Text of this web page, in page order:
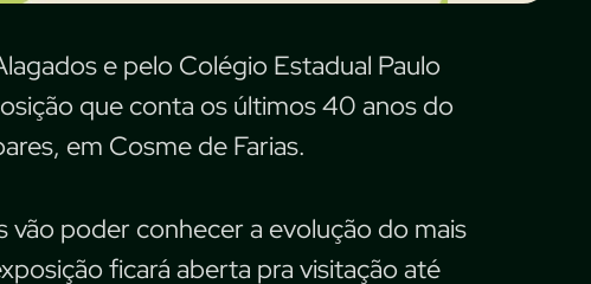
e pelo Colégio Estadual Paulo
que conta os últimos 40 anos do
em Cosme de Farias.
poder conhecer a evolução do mais
ficará aberta pra visitação até